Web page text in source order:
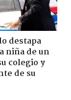
destapa
niña de un
colegio y
de su